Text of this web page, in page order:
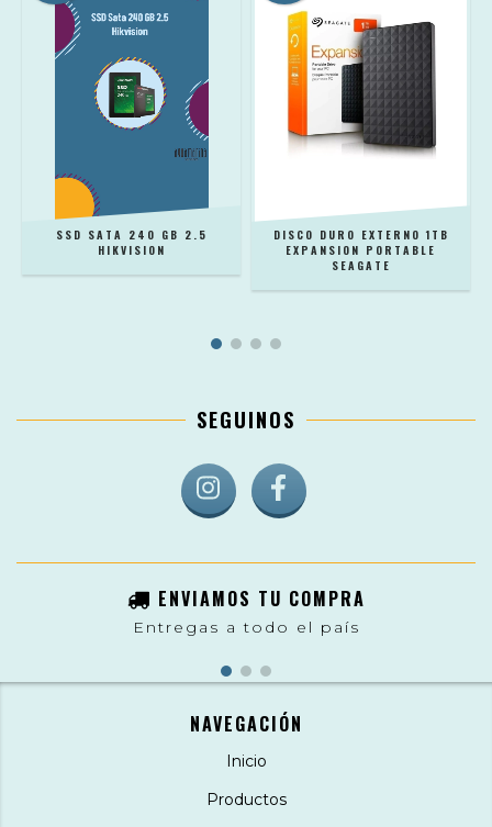
SSD SATA 240 GB 2.5
HIKVISION
DISCO DURO EXTERNO 1TB
EXPANSION PORTABLE
SEAGATE
SEGUINOS
ENVIAMOS TU COMPRA
Entregas a todo el país
NAVEGACIÓN
Inicio
Productos